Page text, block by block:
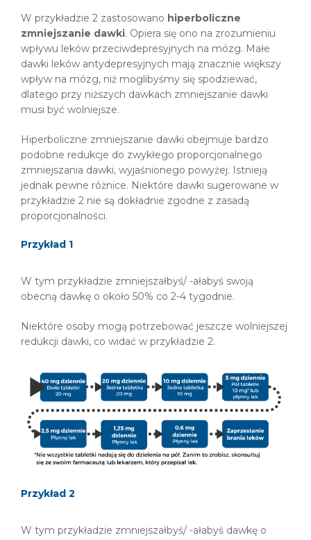
W przykładzie 2 zastosowano hiperboliczne
zmniejszanie dawki. Opiera się ono na zrozumieniu
wpływu leków przeciwdepresyjnych na mózg. Małe
dawki leków antydepresyjnych mają znacznie większy
wpływ na mózg, niż moglibyśmy się spodziewać,
dlatego przy niższych dawkach zmniejszanie dawki
musi być wolniejsze.
Hiperboliczne zmniejszanie dawki obejmuje bardzo
podobne redukcje do zwykłego proporcjonalnego
zmniejszania dawki, wyjaśnionego powyżej. Istnieją
jednak pewne różnice. Niektóre dawki sugerowane w
przykładzie 2 nie są dokładnie zgodne z zasadą
proporcjonalności.
Przykład 1
W tym przykładzie zmniejszałbyś/ -ałabyś swoją
obecną dawkę o około 50% co 2-4 tygodnie.
Niektóre osoby mogą potrzebować jeszcze wolniejszej
redukcji dawki, co widać w przykładzie 2.
Przykład 2
W tym przykładzie zmniejszałbyś/ -ałabyś dawkę o